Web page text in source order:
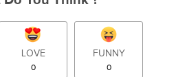
LOVE
0
FUNNY
0